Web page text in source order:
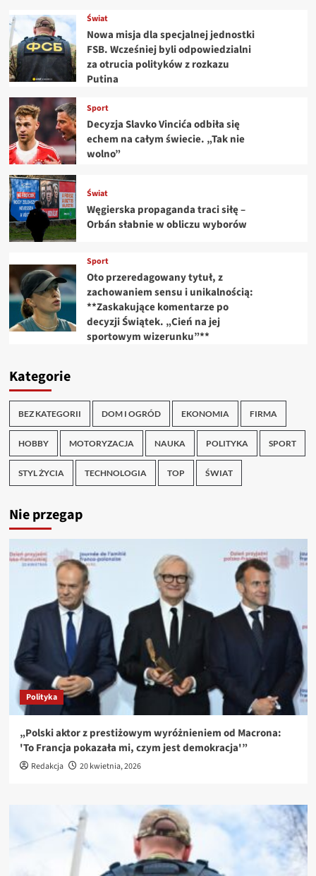
Świat
Nowa misja dla specjalnej jednostki
FSB. Wcześniej byli odpowiedzialni
za otrucia polityków z rozkazu
Putina
Sport
Decyzja Slavko Vincića odbiła się
echem na całym świecie. „Tak nie
wolno”
Świat
Węgierska propaganda traci siłę –
Orbán słabnie w obliczu wyborów
Sport
Oto przeredagowany tytuł, z
zachowaniem sensu i unikalnością:
**Zaskakujące komentarze po
decyzji Świątek. „Cień na jej
sportowym wizerunku”**
Kategorie
BEZ KATEGORII DOM I OGRÓD EKONOMIA FIRMA
HOBBY MOTORYZACJA NAUKA POLITYKA SPORT
STYL ŻYCIA TECHNOLOGIA TOP ŚWIAT
Nie przegap
Polityka
„Polski aktor z prestiżowym wyróżnieniem od Macrona:
'To Francja pokazała mi, czym jest demokracja'”
Redakcja 20 kwietnia, 2026